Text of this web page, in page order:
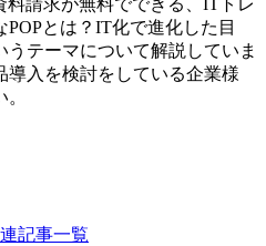
とは？IT化で進化した目
うテーマについて解説していま
導入を検討をしている企業様
記事一覧